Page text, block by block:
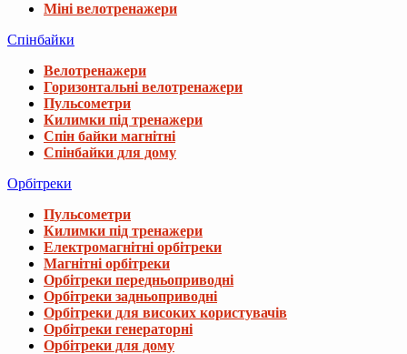
Міні велотренажери
Спінбайки
Велотренажери
Горизонтальні велотренажери
Пульсометри
Килимки під тренажери
Спін байки магнітні
Спінбайки для дому
Орбітреки
Пульсометри
Килимки під тренажери
Електромагнітні орбітреки
Магнітні орбітреки
Орбітреки передньоприводні
Орбітреки задньоприводні
Орбітреки для високих користувачів
Орбітреки генераторні
Орбітреки для дому